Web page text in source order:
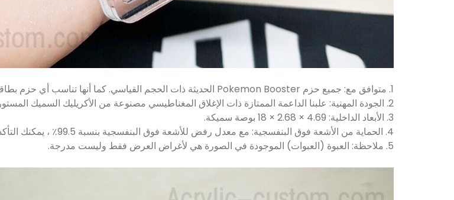
1. متوافق مع: جميع حزم Pokemon Booster الحديثة ذات الحجم القياسي. كما أنها تناسب أي حزم بطاقات تداول ذات حجم قياسي.
2. الجودة المهنية: علبنا الداعمة الممتازة ذات الإغلاق المغناطيسي مصنوعة من الأكريليك السميك المستورد عالي الجودة بنسبة 100٪.
3. الأبعاد الداخلية: 4.69 × 2.68 × 18 بوصة سميكة.
4. الحماية من الأشعة فوق البنفسجية: مع معدل رفض للأشعة فوق البنفسجية بنسبة 99.5٪ ، يمكنك التأكد من أن العبوات الخاصة بك ستبقى آمنة.
5. ملاحظة: العبوة (العبوات) الموجودة في الصورة هي لأغراض العرض فقط وليست مدرجة.